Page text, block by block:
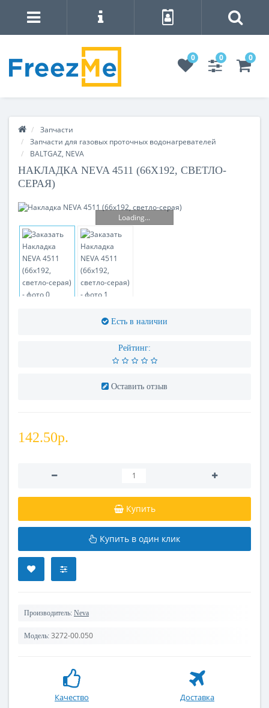
0 0 0
Запчасти
Запчасти для газовых проточных водонагревателей
BALTGAZ, NEVA
НАКЛАДКА NEVA 4511 (66Х192, СВЕТЛО-
СЕРАЯ)
Loading...
Есть в наличии
Рейтинг:
Оставить отзыв
142.50р.
Купить
Купить в один клик
Производитель: Neva
Модель: 3272-00.050
Качество Доставка